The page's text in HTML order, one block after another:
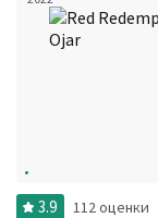
3.9 112 оценки